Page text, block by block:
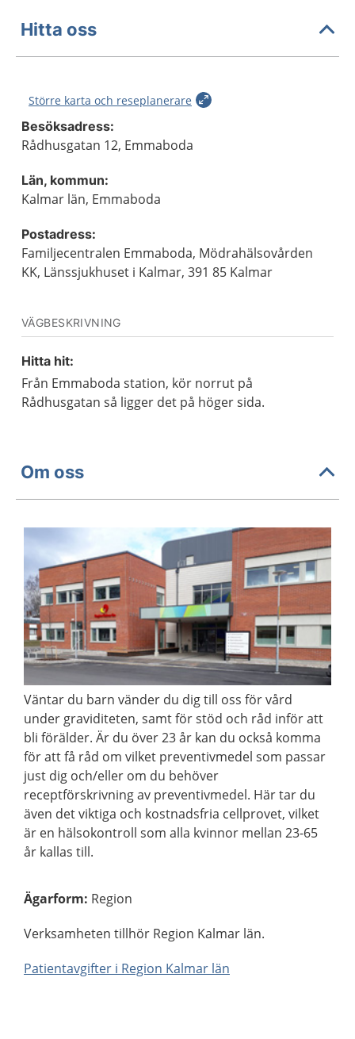
Hitta oss
Större karta och reseplanerare
Besöksadress:
Rådhusgatan 12, Emmaboda
Län, kommun:
Kalmar län, Emmaboda
Postadress:
Familjecentralen Emmaboda, Mödrahälsovården
KK, Länssjukhuset i Kalmar, 391 85 Kalmar
VÄGBESKRIVNING
Hitta hit:
Från Emmaboda station, kör norrut på
Rådhusgatan så ligger det på höger sida.
Om oss
Väntar du barn vänder du dig till oss för vård
under graviditeten, samt för stöd och råd inför att
bli förälder. Är du över 23 år kan du också komma
för att få råd om vilket preventivmedel som passar
just dig och/eller om du behöver
receptförskrivning av preventivmedel. Här tar du
även det viktiga och kostnadsfria cellprovet, vilket
är en hälsokontroll som alla kvinnor mellan 23-65
år kallas till.
Ägarform: Region
Verksamheten tillhör Region Kalmar län.
Patientavgifter i Region Kalmar län